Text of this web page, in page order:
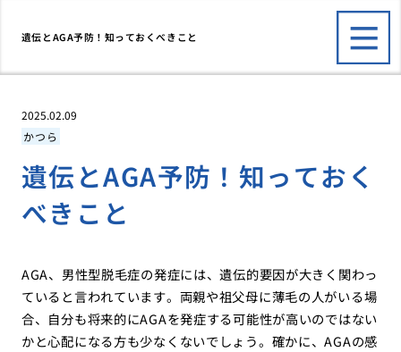
遺伝とAGA予防！知っておくべきこと
2025.02.09
かつら
遺伝とAGA予防！知っておく
べきこと
AGA、男性型脱毛症の発症には、遺伝的要因が大きく関わっ
ていると言われています。両親や祖父母に薄毛の人がいる場
合、自分も将来的にAGAを発症する可能性が高いのではない
かと心配になる方も少なくないでしょう。確かに、AGAの感